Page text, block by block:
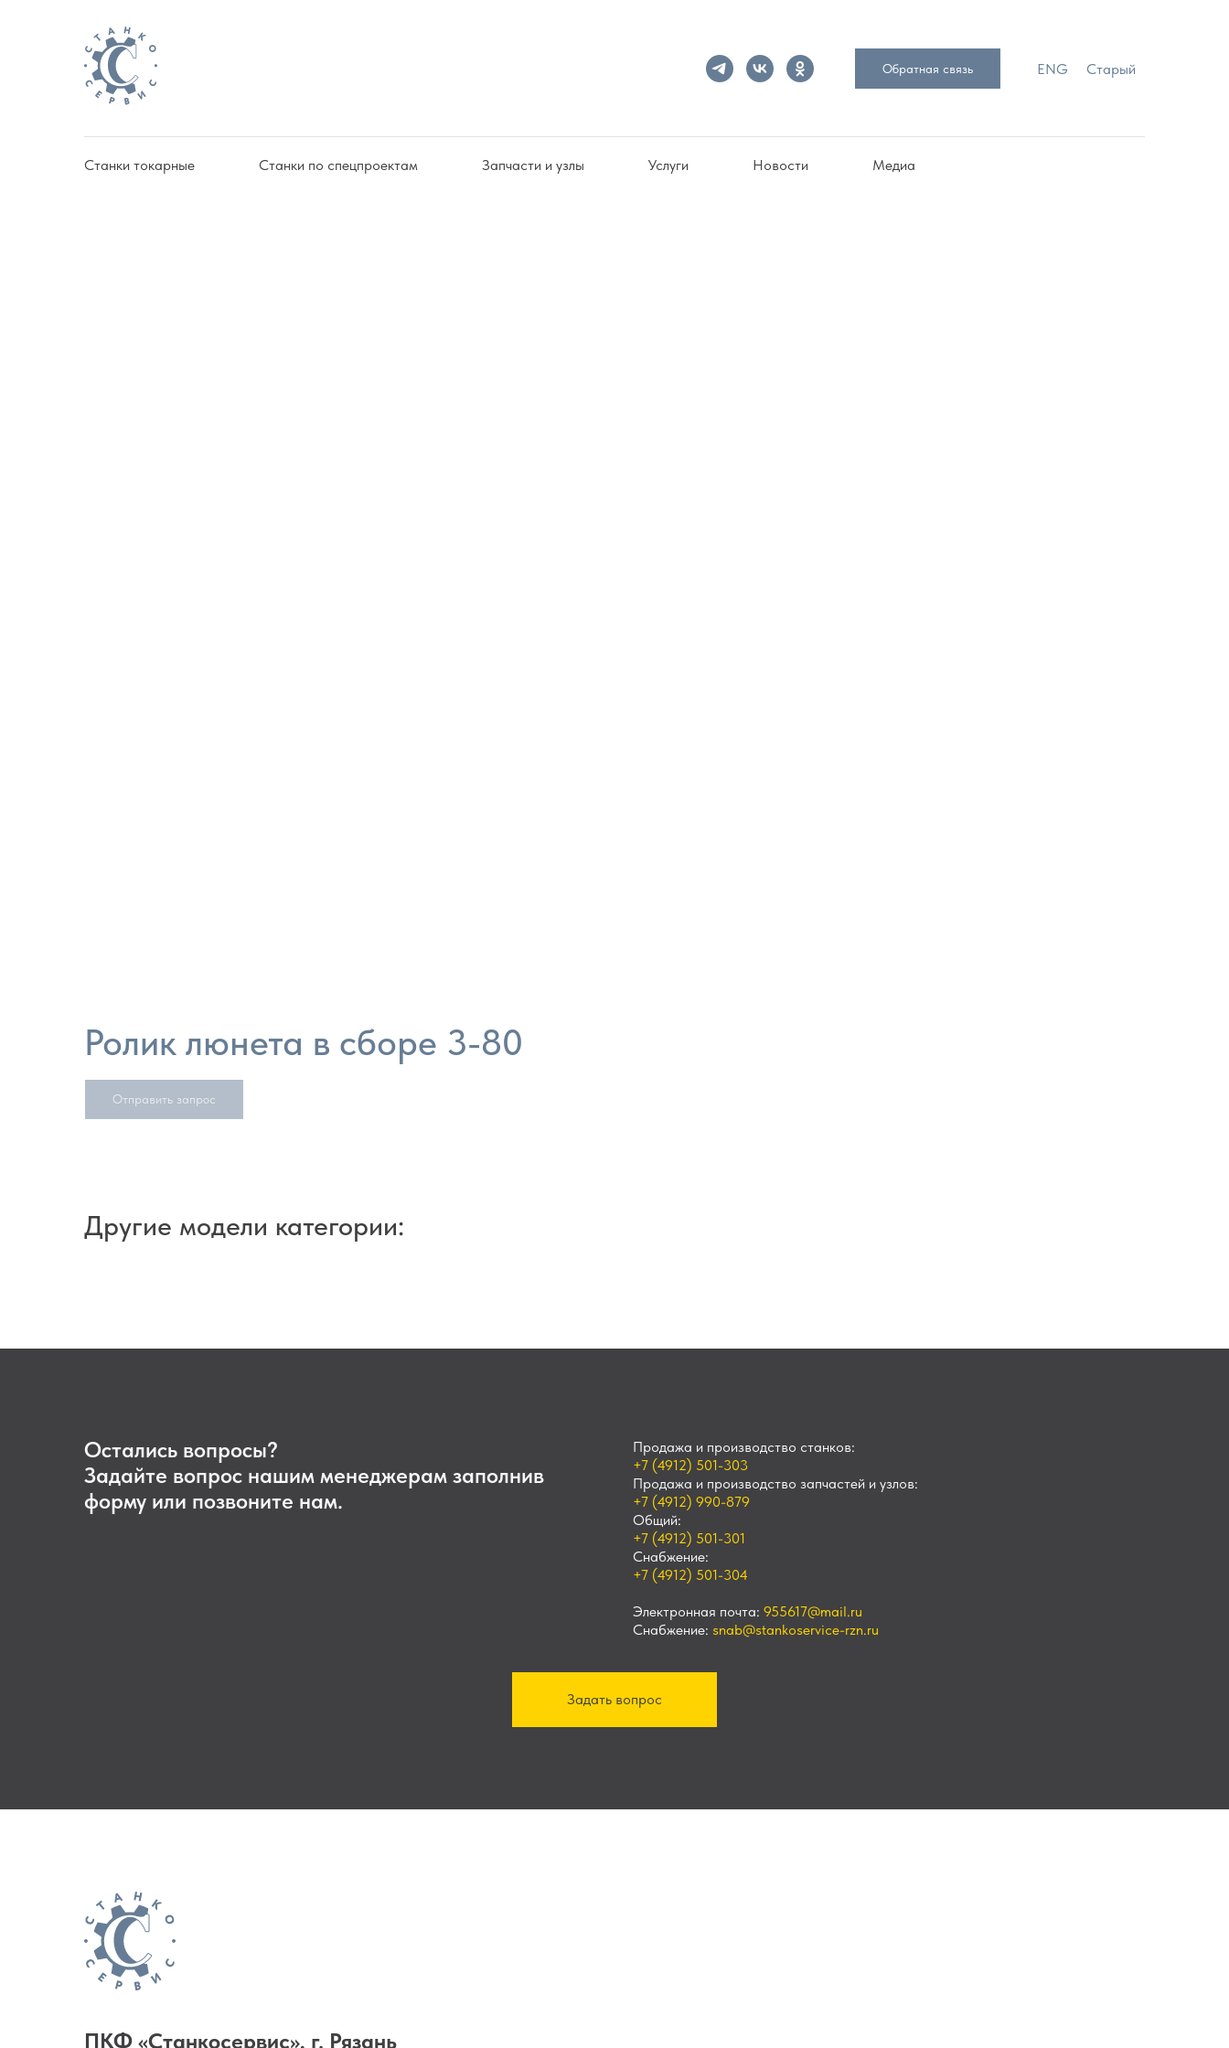
Обратная связь ENG Старый
Станки токарные Станки по спецпроектам Запчасти и узлы Услуги Новости Медиа
Ролик люнета в сборе 3-80
Отправить запрос
Другие модели категории:
Остались вопросы?
Задайте вопрос нашим менеджерам заполнив
форму или позвоните нам.
Продажа и производство станков:
+7 (4912) 501-303
Продажа и производство запчастей и узлов:
+7 (4912) 990-879
Общий:
+7 (4912) 501-301
Снабжение:
+7 (4912) 501-304
Электронная почта: 955617@mail.ru
Снабжение: snab@stankoservice-rzn.ru
Задать вопрос
ПКФ «Станкосервис», г. Рязань